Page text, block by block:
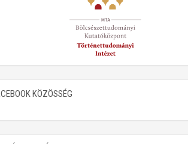
KÖZÖSSÉG